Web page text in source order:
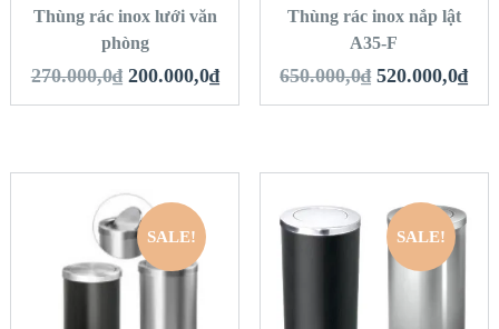
Thùng rác inox lưới văn
phòng
270.000,0₫ 200.000,0₫
Thùng rác inox nắp lật
A35-F
650.000,0₫ 520.000,0₫
SALE!
QUICK LOOK
SALE!
QUICK LOOK
VIEW DETAILS